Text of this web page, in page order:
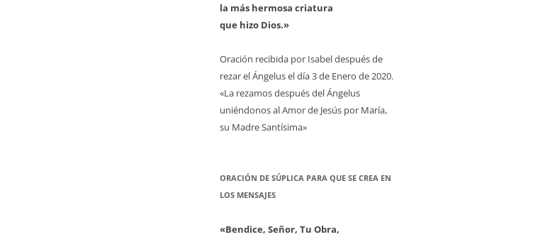
la más hermosa criatura
que hizo Dios.»
Oración recibida por Isabel después de
rezar el Ángelus el día 3 de Enero de 2020.
«La rezamos después del Ángelus
uniéndonos al Amor de Jesús por María,
su Madre Santísima»
ORACIÓN DE SÚPLICA PARA QUE SE CREA EN
LOS MENSAJES
«Bendice, Señor, Tu Obra,